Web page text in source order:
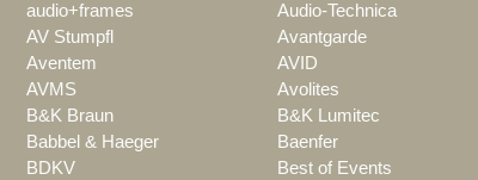
audio+frames Audio-Technica
AV Stumpfl Avantgarde
Aventem AVID
AVMS Avolites
B&K Braun B&K Lumitec
Babbel & Haeger Baenfer
BDKV Best of Events